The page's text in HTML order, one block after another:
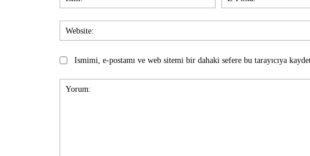
Ismimi, e-postamı ve web sitemi bir dahaki sefere bu tarayıcıya